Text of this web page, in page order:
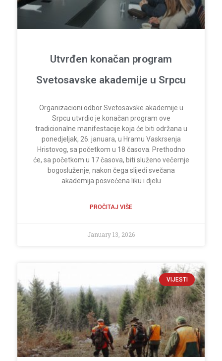
Utvrđen konačan program
Svetosavske akademije u Srpcu
Organizacioni odbor Svetosavske akademije u
Srpcu utvrdio je konačan program ove
tradicionalne manifestacije koja će biti održana u
ponedjeljak, 26. januara, u Hramu Vaskrsenja
Hristovog, sa početkom u 18 časova. Prethodno
će, sa početkom u 17 časova, biti služeno večernje
bogosluženje, nakon čega slijedi svečana
akademija posvećena liku i djelu
PROČITAJ VIŠE
January 13, 2026
VIJESTI